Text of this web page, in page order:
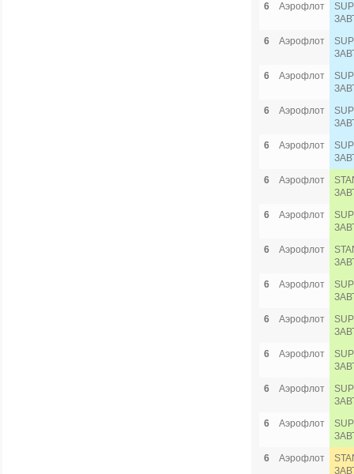
6
Аэрофлот
6
Аэрофлот
6
Аэрофлот
6
Аэрофлот
6
Аэрофлот
6
Аэрофлот
6
Аэрофлот
6
Аэрофлот
6
Аэрофлот
6
Аэрофлот
6
Аэрофлот
6
Аэрофлот
6
Аэрофлот
6
Аэрофлот